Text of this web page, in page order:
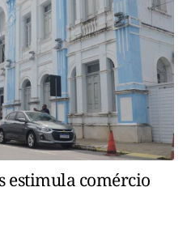
estimula comércio